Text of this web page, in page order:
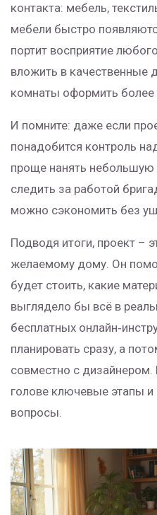
контакта: мебель,
мебели быстро
портит восприятие
вложить в качественные
комнаты оформить более
И помните: даже если
понадобится контроль
проще нанять небольшую
следить за работой
можно сэкономить без
Подводя итоги, проект –
желаемому дому. Он
будет стоить, какие
выглядело бы всё в
бесплатных
планировать сразу, а
совместно с дизайнером.
голове ключевые этапы и
вопросы.